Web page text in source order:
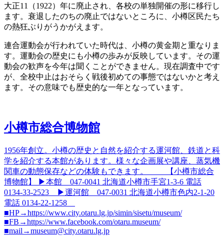
大正11（1922）年に廃止され、各校の単独開催の形に移行し
ます。衰退したのちの廃止ではないところに、小樽区民たち
の熱狂ぶりがうかがえます。
連合運動会が行われていた時代は、小樽の黄金期と重なりま
す。運動会の歴史にも小樽の歩みが反映しています。その運
動会の歓声を今年は聞くことができません。現在調査中です
が、全校中止はおそらく戦後初めての事態ではないかと考え
ます。その意味でも歴史的な一年となっています。
小樽市総合博物館
1956年創立。小樽の歴史と自然を紹介する運河館、鉄道と科
学を紹介する本館があります。様々な企画展や講座、蒸気機
関車の動態保存などの体験もできます。 【小樽市総合
博物館】 ▶本館 047-0041 北海道小樽市手宮1-3-6 電話
0134-33-2523 ▶運河館 047-0031 北海道小樽市色内2-1-20
電話 0134-22-1258
■HP→https://www.city.otaru.lg.jp/simin/sisetu/museum/
■FB→https://www.facebook.com/otaru.museum/
■mail→museum@city.otaru.lg.jp